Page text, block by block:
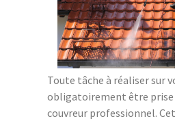
Toute tâche à réaliser sur
obligatoirement être prise
couvreur professionnel.